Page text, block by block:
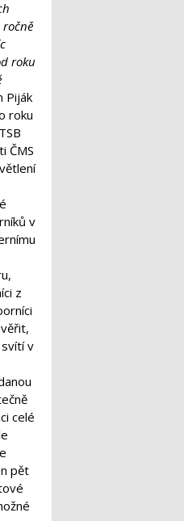
roku
Piják
roku
ČMS
v
z
v
celé
pět